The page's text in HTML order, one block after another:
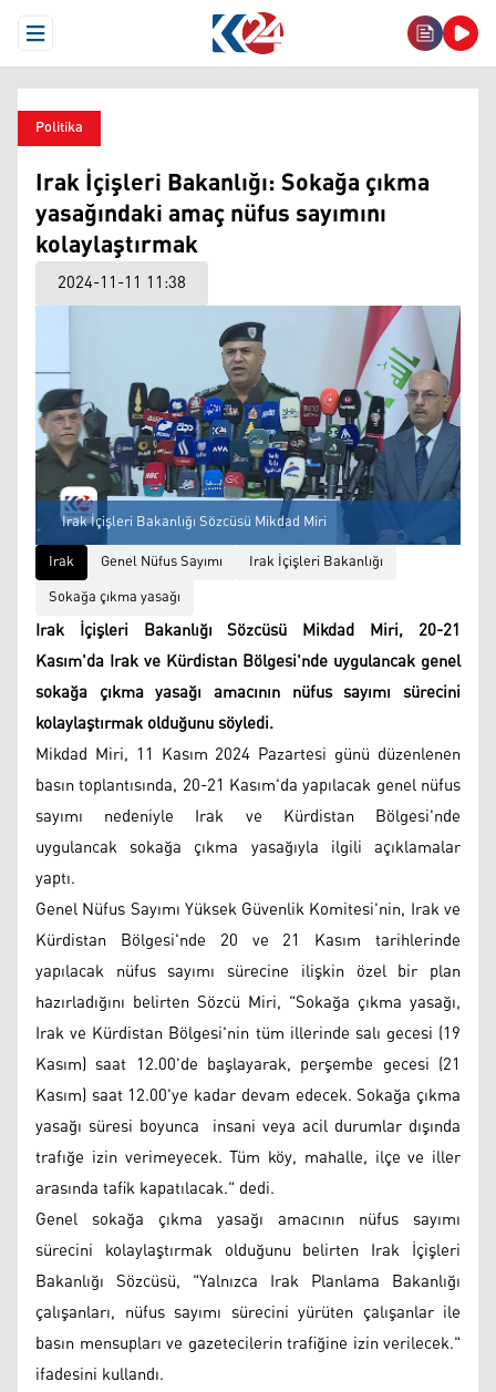
Open Menu
Politika
Irak İçişleri Bakanlığı: Sokağa çıkma
yasağındaki amaç nüfus sayımını
kolaylaştırmak
2024-11-11 11:38
Irak İçişleri Bakanlığı Sözcüsü Mikdad Miri
Irak
Genel Nüfus Sayımı
Irak İçişleri Bakanlığı
Sokağa çıkma yasağı
Irak İçişleri Bakanlığı Sözcüsü Mikdad Miri, 20-21
Kasım'da Irak ve Kürdistan Bölgesi'nde uygulancak genel
sokağa çıkma yasağı amacının nüfus sayımı sürecini
kolaylaştırmak olduğunu söyledi.
Mikdad Miri, 11 Kasım 2024 Pazartesi günü düzenlenen
basın toplantısında, 20-21 Kasım'da yapılacak genel nüfus
sayımı nedeniyle Irak ve Kürdistan Bölgesi'nde
uygulancak sokağa çıkma yasağıyla ilgili açıklamalar
yaptı.
Genel Nüfus Sayımı Yüksek Güvenlik Komitesi'nin, Irak ve
Kürdistan Bölgesi'nde 20 ve 21 Kasım tarihlerinde
yapılacak nüfus sayımı sürecine ilişkin özel bir plan
hazırladığını belirten Sözcü Miri, "Sokağa çıkma yasağı,
Irak ve Kürdistan Bölgesi'nin tüm illerinde salı gecesi (19
Kasım) saat 12.00'de başlayarak, perşembe gecesi (21
Kasım) saat 12.00'ye kadar devam edecek. Sokağa çıkma
yasağı süresi boyunca insani veya acil durumlar dışında
trafığe izin verimeyecek. Tüm köy, mahalle, ilçe ve iller
arasında tafik kapatılacak." dedi.
Genel sokağa çıkma yasağı amacının nüfus sayımı
sürecini kolaylaştırmak olduğunu belirten Irak İçişleri
Bakanlığı Sözcüsü, "Yalnızca Irak Planlama Bakanlığı
çalışanları, nüfus sayımı sürecini yürüten çalışanlar ile
basın mensupları ve gazetecilerin trafiğine izin verilecek."
ifadesini kullandı.